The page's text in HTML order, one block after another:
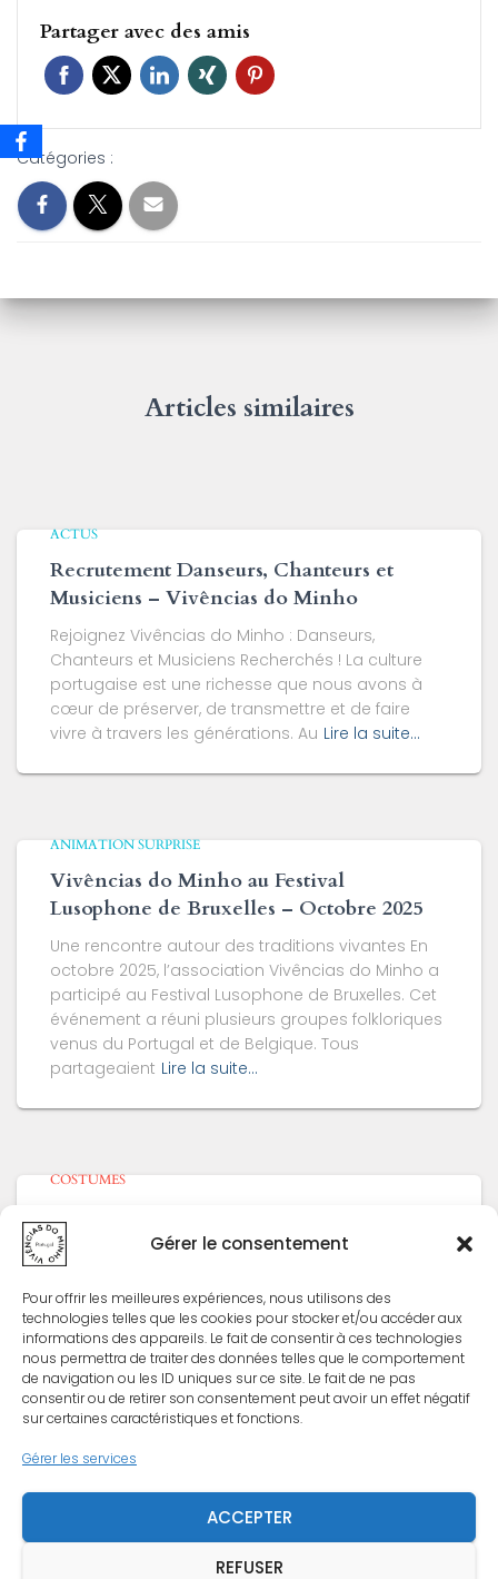
Gérer le consentement
Pour offrir les meilleures expériences, nous utilisons des
technologies telles que les cookies pour stocker et/ou accéder aux
informations des appareils. Le fait de consentir à ces technologies
nous permettra de traiter des données telles que le comportement
de navigation ou les ID uniques sur ce site. Le fait de ne pas
consentir ou de retirer son consentement peut avoir un effet négatif
sur certaines caractéristiques et fonctions.
Gérer les services
ACCEPTER
REFUSER
Partager avec des amis
Catégories :
Articles similaires
ACTUS
Recrutement Danseurs, Chanteurs et
Musiciens – Vivências do Minho
Rejoignez Vivências do Minho : Danseurs,
Chanteurs et Musiciens Recherchés ! La culture
portugaise est une richesse que nous avons à
cœur de préserver, de transmettre et de faire
vivre à travers les générations. Au Lire la suite…
ANIMATION SURPRISE
Vivências do Minho au Festival
Lusophone de Bruxelles – Octobre 2025
Une rencontre autour des traditions vivantes En
octobre 2025, l’association Vivências do Minho a
participé au Festival Lusophone de Bruxelles. Cet
événement a réuni plusieurs groupes folkloriques
venus du Portugal et de Belgique. Tous
partageaient Lire la suite…
COSTUMES
Folklore portugais : déconstruire les
fausses images et retrouver l’authenticité
les premières images qui apparaissent sont
souvent les mêmes : hommes alignés en
costume noir, femmes aux costumes colorés
identiques, foulards noués de manière uniforme,
danses symétriques et Lire la suite…